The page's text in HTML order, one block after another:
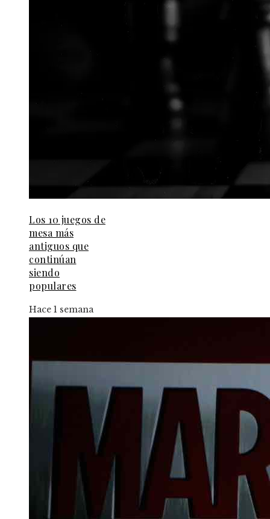
Los 10 juegos de
mesa más
antiguos que
continúan
siendo
populares
Hace 1 semana